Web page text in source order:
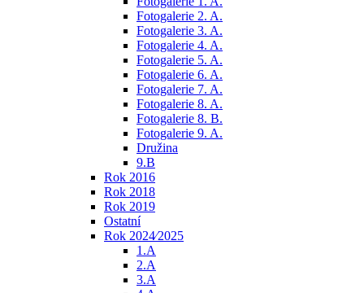
Fotogalerie 2. A.
Fotogalerie 3. A.
Fotogalerie 4. A.
Fotogalerie 5. A.
Fotogalerie 6. A.
Fotogalerie 7. A.
Fotogalerie 8. A.
Fotogalerie 8. B.
Fotogalerie 9. A.
Družina
9.B
Rok 2016
Rok 2018
Rok 2019
Ostatní
Rok 2024⁄2025
1.A
2.A
3.A